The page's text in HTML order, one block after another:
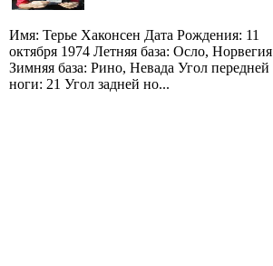
Имя: Терье Хаконсен Дата Рождения: 11
октября 1974 Летняя база: Осло, Норвегия
Зимняя база: Рино, Невада Угол передней
ноги: 21 Угол задней но...